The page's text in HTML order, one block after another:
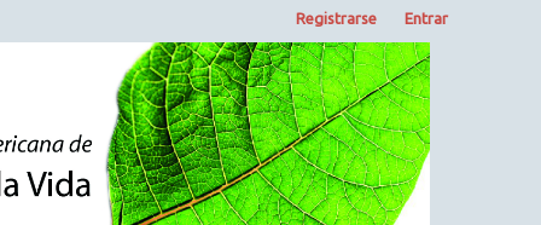
Registrarse Entrar